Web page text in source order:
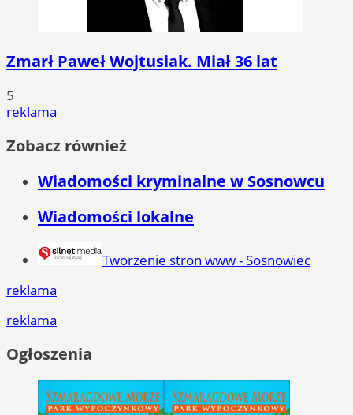
Zmarł Paweł Wojtusiak. Miał 36 lat
5
reklama
Zobacz również
Wiadomości kryminalne w Sosnowcu
Wiadomości lokalne
Tworzenie stron www - Sosnowiec
reklama
reklama
Ogłoszenia